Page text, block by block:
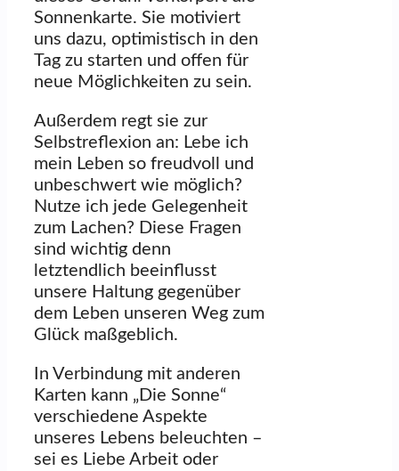
Sonnenkarte. Sie motiviert
uns dazu, optimistisch in den
Tag zu starten und offen für
neue Möglichkeiten zu sein.
Außerdem regt sie zur
Selbstreflexion an: Lebe ich
mein Leben so freudvoll und
unbeschwert wie möglich?
Nutze ich jede Gelegenheit
zum Lachen? Diese Fragen
sind wichtig denn
letztendlich beeinflusst
unsere Haltung gegenüber
dem Leben unseren Weg zum
Glück maßgeblich.
In Verbindung mit anderen
Karten kann „Die Sonne“
verschiedene Aspekte
unseres Lebens beleuchten –
sei es Liebe Arbeit oder